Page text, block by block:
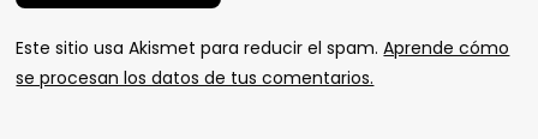
Este sitio usa Akismet para reducir el spam.Aprende cómo
se procesan los datos de tus comentarios.